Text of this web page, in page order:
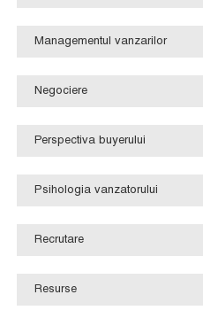
Managementul vanzarilor
Negociere
Perspectiva buyerului
Psihologia vanzatorului
Recrutare
Resurse